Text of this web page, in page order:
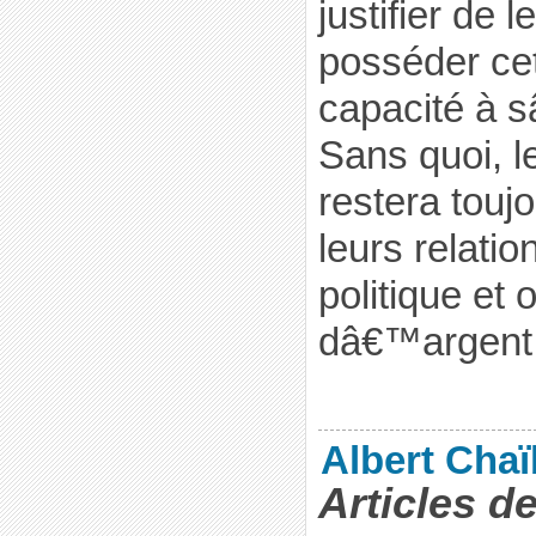
justifier de
posséder
capacité à
Sans quoi,
restera
leurs
politique et
Albert
Articles